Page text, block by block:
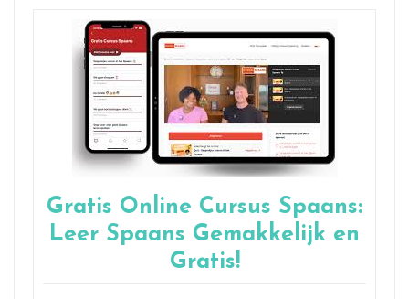
Gratis Online Cursus Spaans:
Leer Spaans Gemakkelijk en
Gratis!